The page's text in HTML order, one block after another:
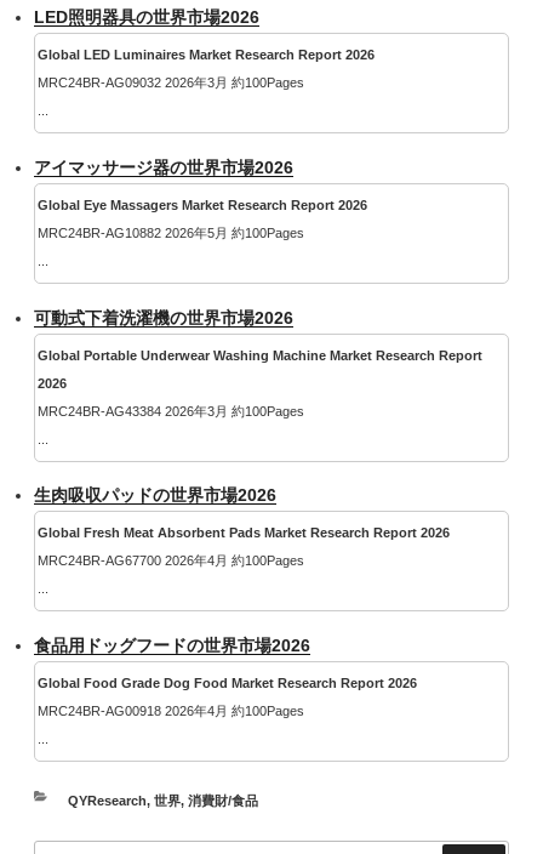
LED照明器具の世界市場2026
Global LED Luminaires Market Research Report 2026
MRC24BR-AG09032 2026年3月 約100Pages
アイマッサージ器の世界市場2026
Global Eye Massagers Market Research Report 2026
MRC24BR-AG10882 2026年5月 約100Pages
可動式下着洗濯機の世界市場2026
Global Portable Underwear Washing Machine Market Research Report
2026
MRC24BR-AG43384 2026年3月 約100Pages
生肉吸収パッドの世界市場2026
Global Fresh Meat Absorbent Pads Market Research Report 2026
MRC24BR-AG67700 2026年4月 約100Pages
食品用ドッグフードの世界市場2026
Global Food Grade Dog Food Market Research Report 2026
MRC24BR-AG00918 2026年4月 約100Pages
カ
QYResearch, 世界, 消費財/食品